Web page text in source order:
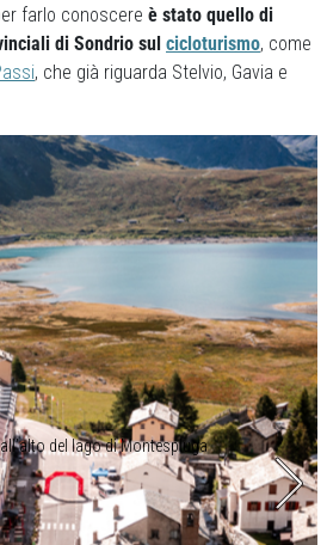
farlo conoscere è stato quello di
di Sondrio sul cicloturismo, come
, che già riguarda Stelvio, Gavia e
del lago di Montespluga